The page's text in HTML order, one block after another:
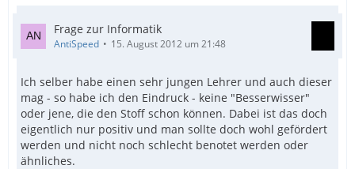
Frage zur Informatik
AntiSpeed 15. August 2012 um 21:48
Ich selber habe einen sehr jungen Lehrer und auch dieser
mag - so habe ich den Eindruck - keine "Besserwisser"
oder jene, die den Stoff schon können. Dabei ist das doch
eigentlich nur positiv und man sollte doch wohl gefördert
werden und nicht noch schlecht benotet werden oder
ähnliches.